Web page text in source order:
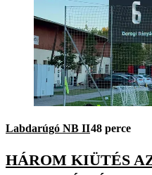
Labdarúgó NB II48 perce
HÁROM KIÜTÉS